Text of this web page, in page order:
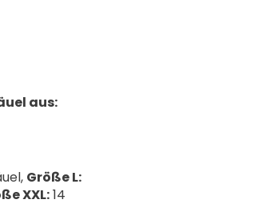
aus:
Größe L:
XXL:14